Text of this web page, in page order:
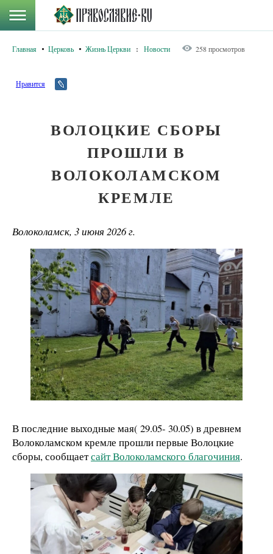
Главная Церковь Жизнь Церкви : Новости 258 просмотров
Нравится
ВОЛОЦКИЕ СБОРЫ
ПРОШЛИ В
ВОЛОКОЛАМСКОМ
КРЕМЛЕ
Волоколамск, 3 июня 2026 г.
В последние выходные мая( 29.05- 30.05) в древнем
Волоколамском кремле прошли первые Волоцкие
сборы, сообщаетсайт Волоколамского благочиния.